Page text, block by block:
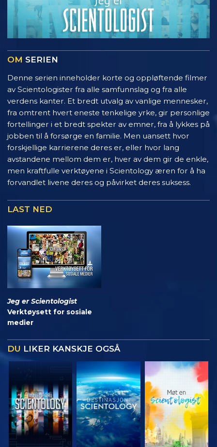
OM SERIEN
Denne serien inneholder korte og oppløftende filmer
av Scientologister fra alle samfunnslag og fra alle
verdens kanter. Et bredt utvalg av vanlige mennesker,
fra omtrent hvert eneste tenkelige yrke, gir personlige
fortellinger i et bredt spekter av emner, fra å lykkes på
jobben til å forsørge en familie. Men uansett hvor
forskjellige karrierene deres er, eller hvor lang
avstandene mellom dem er, hver av dem gir de enkle,
men kraftfulle verktøyene i Scientology æren for å ha
forvandlet livene deres og påvirket deres suksess.
LAST NED
Jeg er Scientologist
Verktøysett for sosiale
medier
DU LIKER KANSKJE OGSÅ